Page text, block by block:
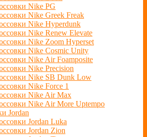
Nike PG
Nike Greek Freak
Nike Hyperdunk
Nike Renew Elevate
Nike Zoom Hyperset
Nike Cosmic Unity
Nike Air Foamposite
Nike Precision
Nike SB Dunk Low
Nike Force 1
Nike Air Max
Nike Air More Uptempo
Jordan
Jordan Luka
Jordan Zion